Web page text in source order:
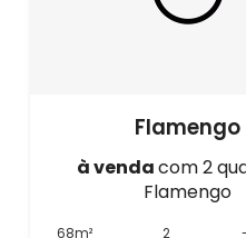
Flamengo
à vendacom 2
Flamengo
68m² 2